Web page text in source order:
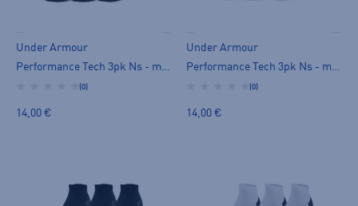
Under Armour
Performance Tech 3pk Ns - miesten varrettomat sukat
(0)
14,00 €
Under Armour
Performance Tech 3pk Ns - miesten varrettomat sukat
(0)
14,00 €